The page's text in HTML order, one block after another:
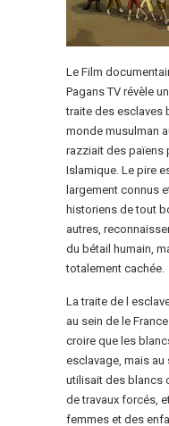
Le Film
Pagans TV révèle
traite des esclaves
monde musulman
razziait des païens
Islamique. Le pire
largement connus
historiens de tout
autres,
du bétail humain,
totalement cachée.
La traite de l
au sein de le
croire que les
esclavage, mais au
utilisait des blancs
de travaux forcés,
femmes et des